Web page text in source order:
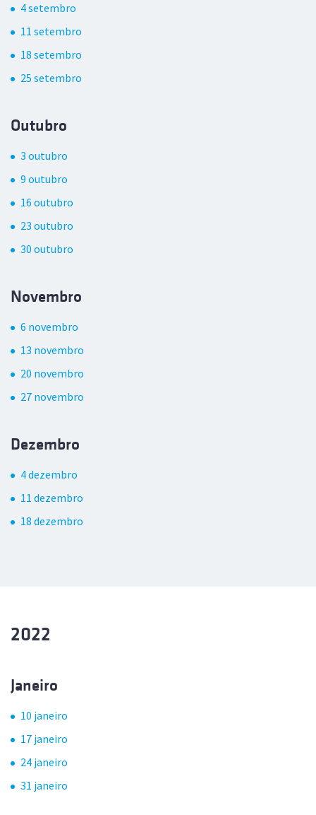
4 setembro
11 setembro
18 setembro
25 setembro
Outubro
3 outubro
9 outubro
16 outubro
23 outubro
30 outubro
Novembro
6 novembro
13 novembro
20 novembro
27 novembro
Dezembro
4 dezembro
11 dezembro
18 dezembro
2022
Janeiro
10 janeiro
17 janeiro
24 janeiro
31 janeiro